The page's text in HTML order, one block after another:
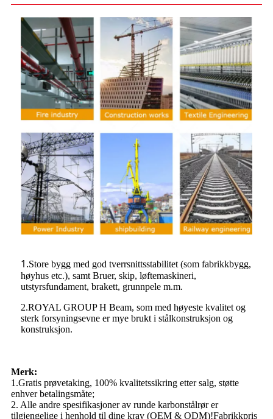
1.Store bygg med god tverrsnittsstabilitet (som fabrikkbygg,
høyhus etc.), samt Bruer, skip, løftemaskineri,
utstyrsfundament, brakett, grunnpele m.m.
2.ROYAL GROUP H Beam, som med høyeste kvalitet og
sterk forsyningsevne er mye brukt i stålkonstruksjon og
konstruksjon.
Merk:
1.Gratis prøvetaking, 100% kvalitetssikring etter salg, støtte
enhver betalingsmåte;
2. Alle andre spesifikasjoner av runde karbonstålrør er
tilgjengelige i henhold til dine krav (OEM & ODM)!Fabrikkpris